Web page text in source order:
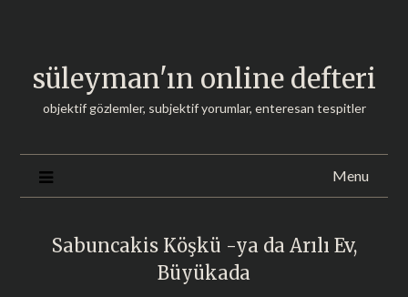
süleyman'ın online defteri
objektif gözlemler, subjektif yorumlar, enteresan tespitler
Menu
Sabuncakis Köşkü -ya da Arılı Ev,
Büyükada